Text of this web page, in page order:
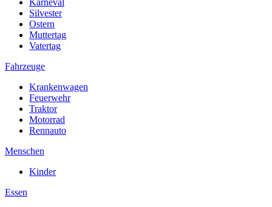
Karneval
Silvester
Ostern
Muttertag
Vatertag
Fahrzeuge
Krankenwagen
Feuerwehr
Traktor
Motorrad
Rennauto
Menschen
Kinder
Essen